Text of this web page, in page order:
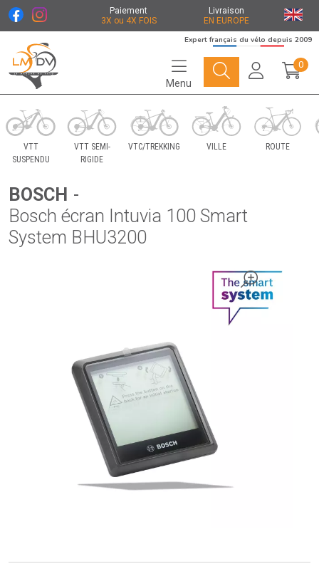
Paiement
3X ou 4X FOIS
Livraison
EN EUROPE
Le Marché du Vélo Votre distributeurs de vélo
Expert français du vélo depuis 2009
Menu
0
VTT
SUSPENDU
VTT SEMI-
RIGIDE
VTC/TREKKING VILLE ROUTE
BOSCH -
Bosch écran Intuvia 100 Smart
System BHU3200